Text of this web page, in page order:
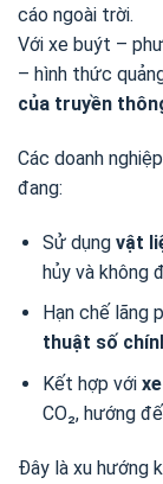
cáo ngoài trời.
Với xe buýt –
– hình thức
của truyền
Các doanh
đang:
Sử dụng vật
hủy và không
Hạn chế lãng
thuật số
Kết hợp với
CO₂, hướng
Đây là xu hướng